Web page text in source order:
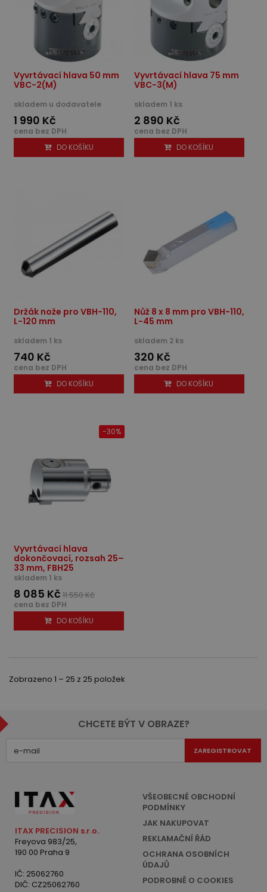
Vyvrtávací hlava 50 mm
VBC-2(M)
skladem u dodavatele
1 990 Kč
cena bez DPH
DO KOŠÍKU
Vyvrtávací hlava 75 mm
VBC-3(M)
skladem 1 ks
2 890 Kč
cena bez DPH
DO KOŠÍKU
Držák nože pro VBH-110,
L-120 mm
skladem 1 ks
740 Kč
cena bez DPH
DO KOŠÍKU
Nůž 8 x 8 mm pro VBH-110,
L-45 mm
skladem 2 ks
320 Kč
cena bez DPH
DO KOŠÍKU
Vyvrtávací hlava
dokončovací, rozsah 25–
33 mm, FBH25
skladem 1 ks
8 085 Kč 11 550 Kč
-30%
cena bez DPH
DO KOŠÍKU
Zobrazeno 1 – 25 z 25 položek
CHCETE BÝT V OBRAZE?
ZAREGISTROVAT
ITAX PRECISION s.r.o.
Freyova 983/25,
190 00 Praha 9
IČ: 25062760
DIČ: CZ25062760
VŠEOBECNÉ OBCHODNÍ
PODMÍNKY
JAK NAKUPOVAT
REKLAMAČNÍ ŘÁD
OCHRANA OSOBNÍCH
ÚDAJŮ
PODROBNĚ O COOKIES